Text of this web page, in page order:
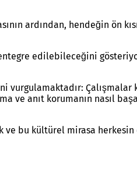
ardından, hendeğin ön
edilebileceğini
Çalışmalar
ve anıt korumanın nasıl
ve bu kültürel mirasa